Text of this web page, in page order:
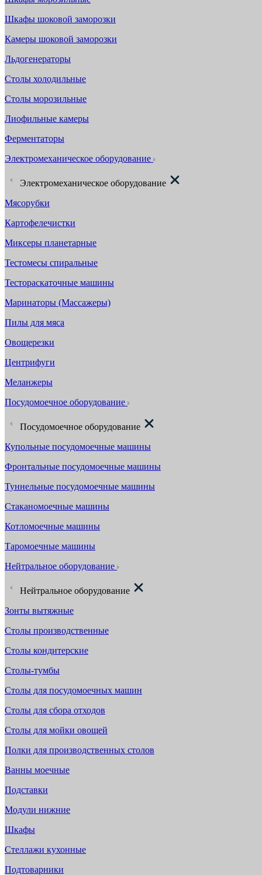
Шкафы шоковой заморозки
Камеры шоковой заморозки
Льдогенераторы
Столы холодильные
Столы морозильные
Лиофильные камеры
Ферментаторы
Электромеханическое оборудование
Электромеханическое оборудование
Мясорубки
Картофелечистки
Миксеры планетарные
Тестомесы спиральные
Тестораскаточные машины
Маринаторы (Массажеры)
Пилы для мяса
Овощерезки
Центрифуги
Меланжеры
Посудомоечное оборудование
Посудомоечное оборудование
Купольные посудомоечные машины
Фронтальные посудомоечные машины
Туннельные посудомоечные машины
Стаканомоечные машины
Котломоечные машины
Таромоечные машины
Нейтральное оборудование
Нейтральное оборудование
Зонты вытяжные
Столы производственные
Столы кондитерские
Столы-тумбы
Столы для посудомоечных машин
Столы для сбора отходов
Столы для мойки овощей
Полки для производственных столов
Ванны моечные
Подставки
Модули нижние
Шкафы
Стеллажи кухонные
Подтоварники